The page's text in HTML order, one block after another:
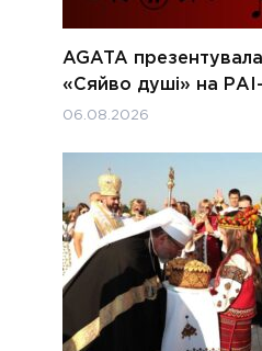
AGATA
«Сяйво душі» на
06.08.2026